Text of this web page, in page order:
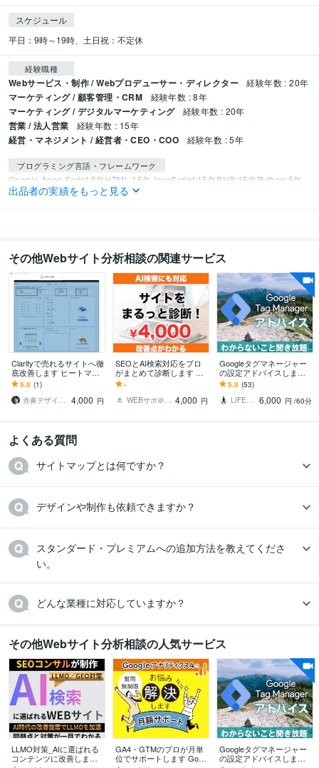
スケジュール
平日：9時～19時、土日祝：不定休
経験職種
Webサービス・制作 / Webプロデューサー・ディレクター 経験年数 : 20年
マーケティング / 顧客管理・CRM 経験年数 : 8年
マーケティング / デジタルマーケティング 経験年数 : 20年
営業 / 法人営業 経験年数 : 15年
経営・マネジメント / 経営者・CEO・COO 経験年数 : 5年
プログラミング言語・フレームワーク
Google Apps Script:5年HTML:15年 JavaScript:15年PHP:15年Python:5年
Ruby:3年Bootstrap:8年jQuery:15年
React:3年Vue.js:3年Docker:3年Ubuntu:3年MySQL:10年PostgreSQL:10年
WordPress:20年Excel:20年Google ドキュメント:15年
Word:20年BASE:5年Shopify:5年freee:5年Moneyfoward:5年
Google Analytics:10年
Google BigQuery:5年
Google Search Console:10年
Google Tag Manager:10年
PageSpeed Insights:10年SimilarWeb:10年
Yahoo!タグマネージャー:10年Hubspot:5年kintone:5年Marketo:5年
Zoho:5年
得意分野
集客・マーケティング相談 Web集客を一気通貫でサポートします
不動産 クリニック
出品者の実績をもっと見る
その他Webサイト分析相談の関連サービス
Clarityで売れるサイトへ徹
底改善します ヒートマッ
プで離脱原因を特定！成
果に繋がる改善案を提案
します
5.0 (1)
赤鼻デザインAllways＠本質を形へ
4,000 円
SEOとAI検索対応をプロ
がまとめて診断します パ
スワード不要・URLだ
け。AI検索への対応度ま
で見えます
-
WEBサポ＠ホームページ制作とLINE 4,000 円
Googleタグマネージャー
の設定アドバイスします
GTMを覚えたい方、ビデ
オチャットで設定をアド
バイスします
5.0 (53)
LIFELOG
6,000 円 /60分
よくある質問
サイトマップとは何ですか？
デザインや制作も依頼できますか？
スタンダード・プレミアムへの追加方法を教えてくださ
い。
どんな業種に対応していますか？
その他Webサイト分析相談の人気サービス
LLMO対策_AIに選ばれる
コンテンツに改善します L
GA4・GTMのプロが月単
位でサポートします Goog
Googleタグマネージャー
の設定アドバイスします